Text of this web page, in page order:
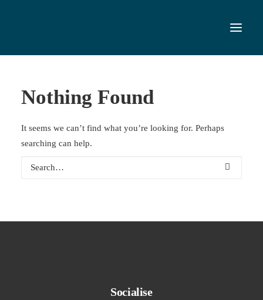
Nothing Found
It seems we can’t find what you’re looking for. Perhaps
searching can help.
Socialise